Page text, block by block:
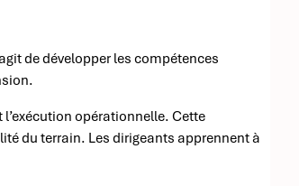
de développer les compétences
opérationnelle. Cette
du terrain. Les dirigeants apprennent à